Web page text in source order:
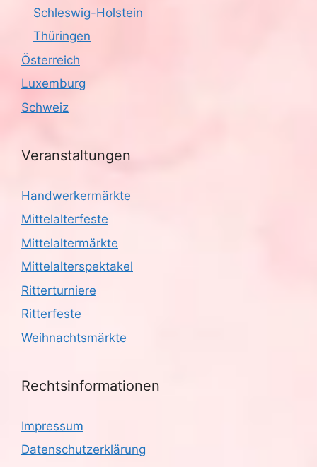
Schleswig-Holstein
Thüringen
Österreich
Luxemburg
Schweiz
Veranstaltungen
Handwerkermärkte
Mittelalterfeste
Mittelaltermärkte
Mittelalterspektakel
Ritterturniere
Ritterfeste
Weihnachtsmärkte
Rechtsinformationen
Impressum
Datenschutzerklärung